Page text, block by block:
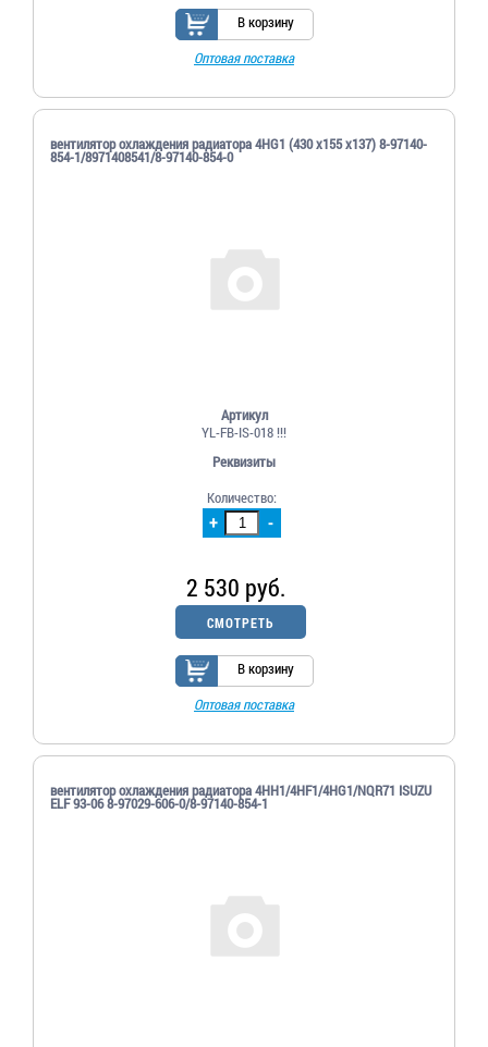
В корзину
Оптовая поставка
вентилятор охлаждения радиатора 4HG1 (430 x155 x137) 8-97140-
854-1/8971408541/8-97140-854-0
Артикул
YL-FB-IS-018 !!!
Реквизиты
+ -
Количество:
2 530 руб.
СМОТРЕТЬ
В корзину
Оптовая поставка
вентилятор охлаждения радиатора 4HH1/4HF1/4HG1/NQR71 ISUZU
ELF 93-06 8-97029-606-0/8-97140-854-1